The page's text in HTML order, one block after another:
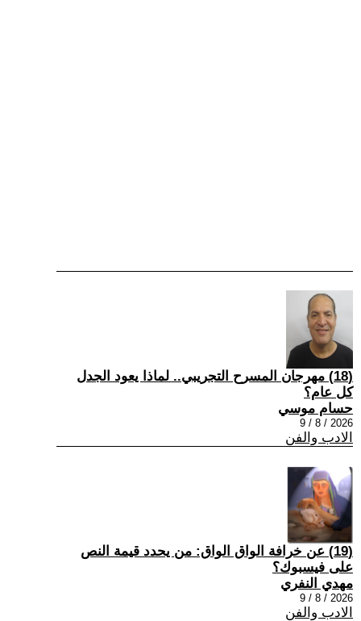
(18) مهرجان المسرح التجريبي.. لماذا يعود الجدل
كل عام؟
حسام موسي
2026 / 8 / 9
الادب والفن
(19) عن خرافة الواق الواق: من يحدد قيمة النص
على فيسبوك؟
مهدي النفري
2026 / 8 / 9
الادب والفن